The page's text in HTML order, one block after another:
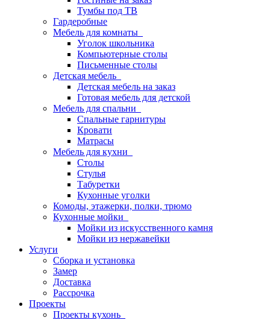
Тумбы под ТВ
Гардеробные
Мебель для комнаты
Уголок школьника
Компьютерные столы
Письменные столы
Детская мебель
Детская мебель на заказ
Готовая мебель для детской
Мебель для спальни
Спальные гарнитуры
Кровати
Матрасы
Мебель для кухни
Столы
Стулья
Табуретки
Кухонные уголки
Комоды, этажерки, полки, трюмо
Кухонные мойки
Мойки из искусственного камня
Мойки из нержавейки
Услуги
Сборка и установка
Замер
Доставка
Рассрочка
Проекты
Проекты кухонь